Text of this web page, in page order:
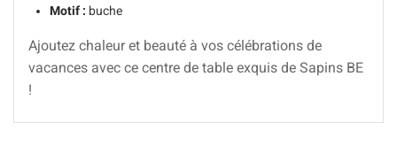
Motif : buche
Ajoutez chaleur et beauté à vos célébrations de
vacances avec ce centre de table exquis de Sapins BE
!